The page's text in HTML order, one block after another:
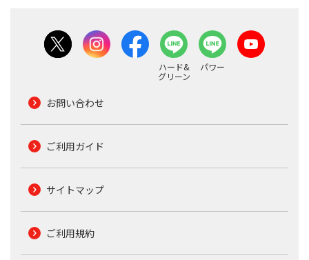
ハード&
グリーン
パワー
お問い合わせ
ご利用ガイド
サイトマップ
ご利用規約